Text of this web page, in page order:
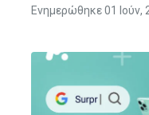
Ενημερώθηκε 01 Ιούν,